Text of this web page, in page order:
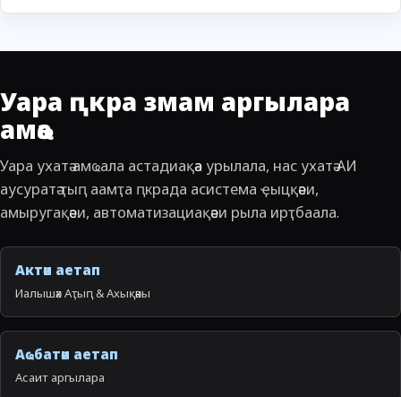
Уара ԥкра змам аргылара
амҩа
Уара ухатә амҩала астадиақәа урылала, нас ухатә АИ
аусуратә ҭыԥ аамҭа ԥкрада асистема ҿыцқәеи,
амыругақәеи, автоматизациақәеи рыла ирҭбаала.
Актәи аетап
Иалышәх Аҭыԥ & Ахықәкы
Аҩбатәи аетап
Асаит аргылара